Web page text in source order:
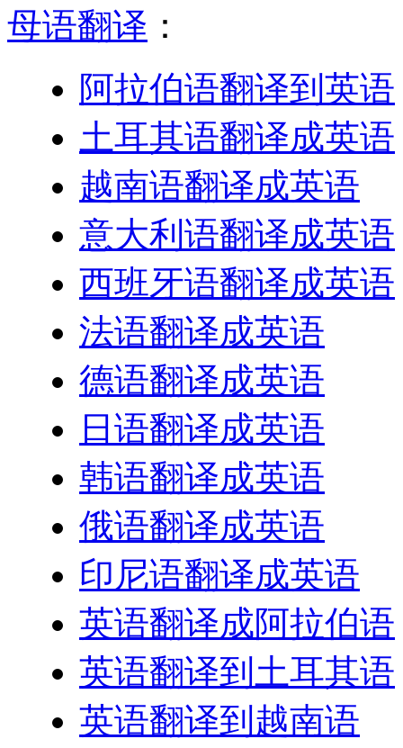
母语翻译 ：
阿拉伯语翻译到英语
土耳其语翻译成英语
越南语翻译成英语
意大利语翻译成英语
西班牙语翻译成英语
法语翻译成英语
德语翻译成英语
日语翻译成英语
韩语翻译成英语
俄语翻译成英语
印尼语翻译成英语
英语翻译成阿拉伯语
英语翻译到土耳其语
英语翻译到越南语